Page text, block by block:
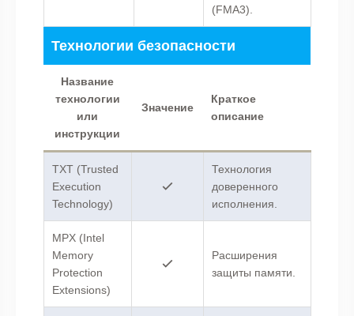
(FMA3).
Технологии безопасности
Название
технологии
или
инструкции
Значение
Краткое
описание
TXT (Trusted
Execution
Technology)
Технология
доверенного
исполнения.
MPX (Intel
Memory
Protection
Extensions)
Расширения
защиты памяти.